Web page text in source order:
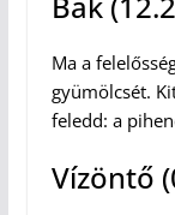
Ma a
gyümölcsét.
feledd: a
Vízöntő